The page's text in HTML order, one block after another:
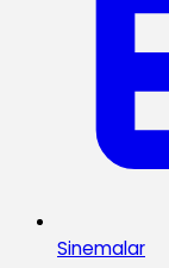
Sinemalar